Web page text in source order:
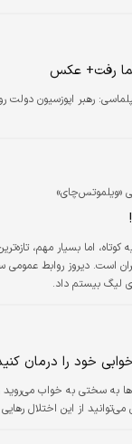
مجبور به فرود…
رفت+ عکس
رهبر اپوزسیون دولت
«ویلموتس‌چای»
کوتاه، اما بسیار مهم،
است. دیروز روابط
لیگ بیستم داد.
خود را درمان
به سختی به خواب می‌روید
از این اختلال رهایی